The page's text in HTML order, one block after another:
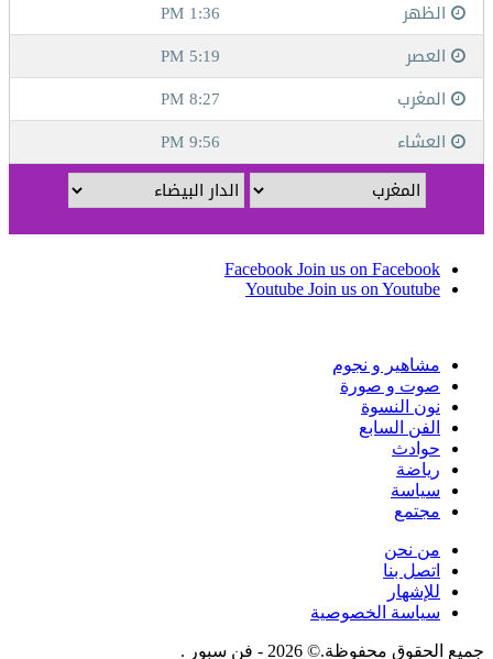
Facebook Join us on Facebook
Youtube Join us on Youtube
مشاهير و نجوم
صوت و صورة
نون النسوة
الفن السابع
حوادث
رياضة
سياسة
مجتمع
من نحن
اتصل بنا
للإشهار
سياسة الخصوصية
جميع الحقوق محفوظة.© 2026 - فن سبور .